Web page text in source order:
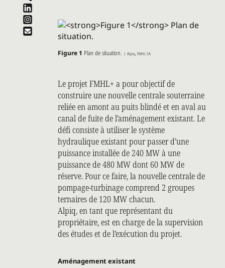
Figure 1 Plan de situation. | Alpiq, FMHL SA
Le projet FMHL+ a pour objectif de
construire une nouvelle centrale souterraine
reliée en amont au puits blindé et en aval au
canal de fuite de l’aménagement existant. Le
défi consiste à utiliser le système
hydraulique existant pour passer d’une
puissance installée de 240 MW à une
puissance de 480 MW dont 60 MW de
réserve. Pour ce faire, la nouvelle centrale de
pompage-turbinage comprend 2 groupes
ternaires de 120 MW chacun.
Alpiq, en tant que représentant du
propriétaire, est en charge de la supervision
des études et de l’exécution du projet.
Aménagement existant